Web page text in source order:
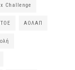
Challenge
ΑΟΛΑΠ